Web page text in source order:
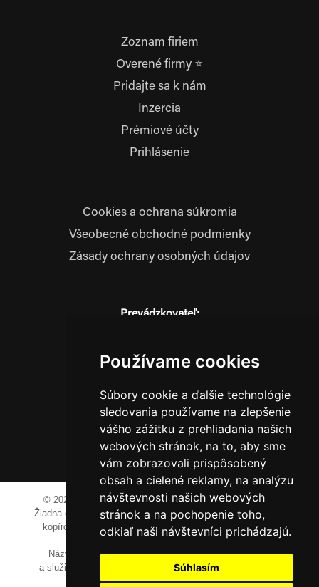
Používame cookies
Súbory cookie a ďalšie technológie
sledovania používame na zlepšenie
vášho zážitku z prehliadania našich
webových stránok, na to, aby sme
vám zobrazovali prispôsobený
obsah a cielené reklamy, na analýzu
návštevnosti našich webových
stránok a na pochopenie toho,
odkiaľ naši návštevníci prichádzajú.
Súhlasím
Zoznam firiem
Overené firmy ⭐
Pridajte sa k nám
Inzercia
Prémiové účty
Prihlásenie
Cookies a ochrana súkromia
Všeobecné obchodné podmienky
Zásady ochrany osobných údajov
Prevádzkovateľ:
014 01 Bytča
DIČ: 2121076738
0911 955 646
© 2023-2024 JM Media, s.r.o. Všetky práva vyhradené.
Žiadna časť tohto portálu ak nie je uvedené inak, nesmie byť
kopírovaná, alebo prezentovaná bez výslovného súhlasu
Názvy spoločností, firiem a prezentovaných výrobkov
a služieb môžu byť registrovanými obchodnými známkami
ich vlastníkov.